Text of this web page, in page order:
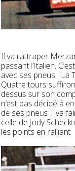
Il va rattraper
passant l’Italien.
avec ses pneus. La
Quatre tours
dessus sur son
n’est pas décidé à
de ses pneus Il va
celle de Jody
les points en ralliant